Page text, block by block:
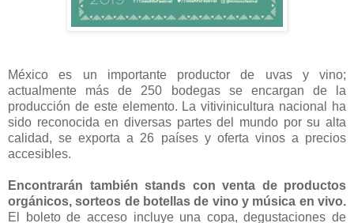
México es un importante productor de uvas y vino;
actualmente más de 250 bodegas se encargan de la
producción de este elemento. La vitivinicultura nacional ha
sido reconocida en diversas partes del mundo por su alta
calidad, se exporta a 26 países y oferta vinos a precios
accesibles.
Encontrarán también stands con venta de productos
orgánicos, sorteos de botellas de vino y música en vivo.
El boleto de acceso incluye una copa, degustaciones de